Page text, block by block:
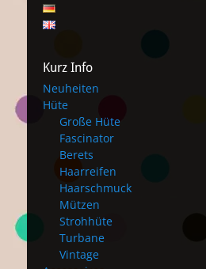
Kurz Info
Neuheiten
Hüte
Große Hüte
Fascinator
Berets
Haarreifen
Haarschmuck
Mützen
Strohhüte
Turbane
Vintage